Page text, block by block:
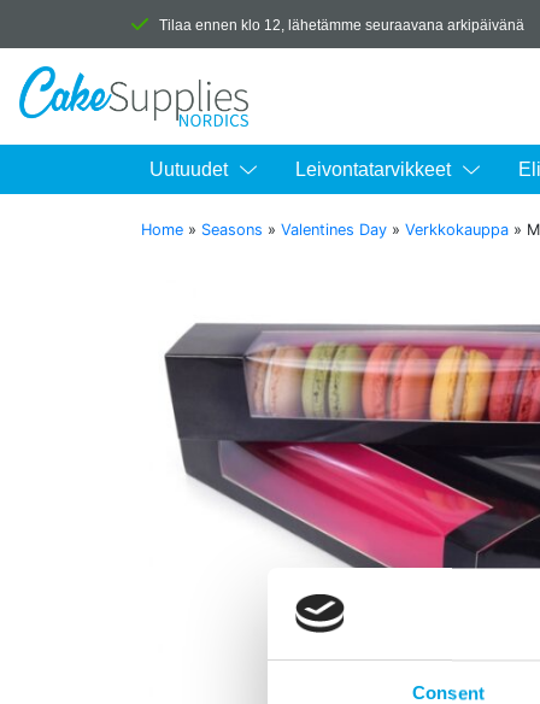
Consent
Tilaa ennen klo 12, lähetämme seuraavana arkipäivänä
Uutuudet Leivontatarvikkeet
Home » Seasons » Valentines Day » Verkkokauppa »